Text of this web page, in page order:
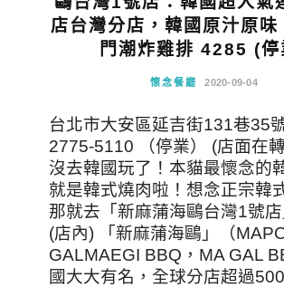
店台灣分店，韓國原汁原味
門潮炸雞排 4285 (停
懷念餐廳 2020-09-04
台北市大安區延吉街131巷35
2775-5110 （停業） (店面在
沒去韓國玩了！本貓最懷念的
就是韓式燒肉啦！想念正宗韓
那就去「新麻蒲海鷗台灣1號店
(店內) 「新麻蒲海鷗」（
GALMAEGI BBQ，MA GAL
國大大有名，全球分店超過500